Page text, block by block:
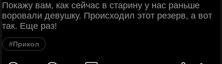
Покажу вам, как сейчас в старину у нас раньше
воровали девушку. Происходил этот резерв, а вот
так. Еще раз!
#Прикол